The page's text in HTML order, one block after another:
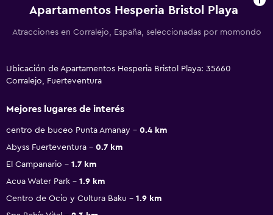
Apartamentos Hesperia Bristol Playa
Atracciones en Corralejo, España, seleccionadas por momondo
Ubicación de Apartamentos Hesperia Bristol Playa: 35660
Corralejo, Fuerteventura
Mejores lugares de interés
centro de buceo Punta Amanay
0.4 km
Abyss Fuerteventura
0.7 km
El Campanario
1.7 km
Acua Water Park
1.9 km
Centro de Ocio y Cultura Baku
1.9 km